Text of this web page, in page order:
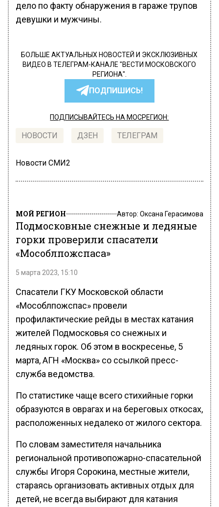
дело по факту обнаружения в гараже трупов
девушки и мужчины.
БОЛЬШЕ АКТУАЛЬНЫХ НОВОСТЕЙ И ЭКСКЛЮЗИВНЫХ
ВИДЕО В ТЕЛЕГРАМ-КАНАЛЕ "ВЕСТИ МОСКОВСКОГО
РЕГИОНА".
ПОДПИШИСЬ!
ПОДПИСЫВАЙТЕСЬ НА МОСРЕГИОН:
НОВОСТИ ДЗЕН ТЕЛЕГРАМ
Новости СМИ2
МОЙ РЕГИОН Автор: Оксана Герасимова
Подмосковные снежные и ледяные
горки проверили спасатели
«Мособлпожспаса»
5 марта 2023, 15:10
Спасатели ГКУ Московской области
«Мособлпожспас» провели
профилактические рейды в местах катания
жителей Подмосковья со снежных и
ледяных горок. Об этом в воскресенье, 5
марта, АГН «Москва» со ссылкой пресс-
служба ведомства.
По статистике чаще всего стихийные горки
образуются в оврагах и на береговых откосах,
расположенных недалеко от жилого сектора.
По словам заместителя начальника
региональной противопожарно-спасательной
службы Игоря Сорокина, местные жители,
стараясь организовать активных отдых для
детей, не всегда выбирают для катания